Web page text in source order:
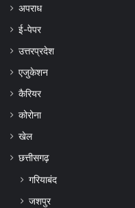
अपराध
ई-पेपर
उत्तरप्रदेश
एजुकेशन
कैरियर
कोरोना
खेल
छत्तीसगढ़
गरियाबंद
जशपुर